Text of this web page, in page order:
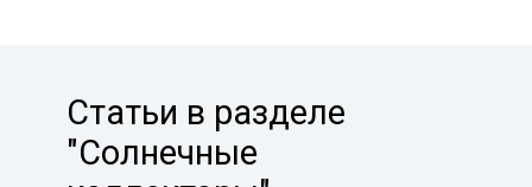
Статьи в разделе
"Солнечные